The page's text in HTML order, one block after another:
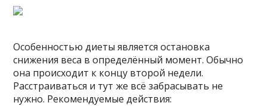
Особенностью диеты является остановка
снижения веса в определённый момент. Обычно
она происходит к концу второй недели.
Расстраиваться и тут же всё забрасывать не
нужно. Рекомендуемые действия: